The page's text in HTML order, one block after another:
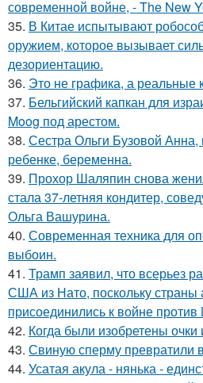
современной войне, - The New
35. В Китае испытывают
оружием, которое вызывает
дезориентацию.
36. Это не графика, а реальные
37. Бельгийский капкан для
Moog под арестом.
38. Сестра Ольги Бузовой
ребенке, беременна.
39. Прохор Шаляпин снова
стала 37-летняя кондитер,
Ольга Вашурина.
40. Современная техника для
выбоин.
41. Трамп заявил, что всерьез
США из Нато, поскольку страны
присоединились к войне
42. Когда были изобретены очки
43. Свиную сперму превратили
44. Усатая акула - нянька -